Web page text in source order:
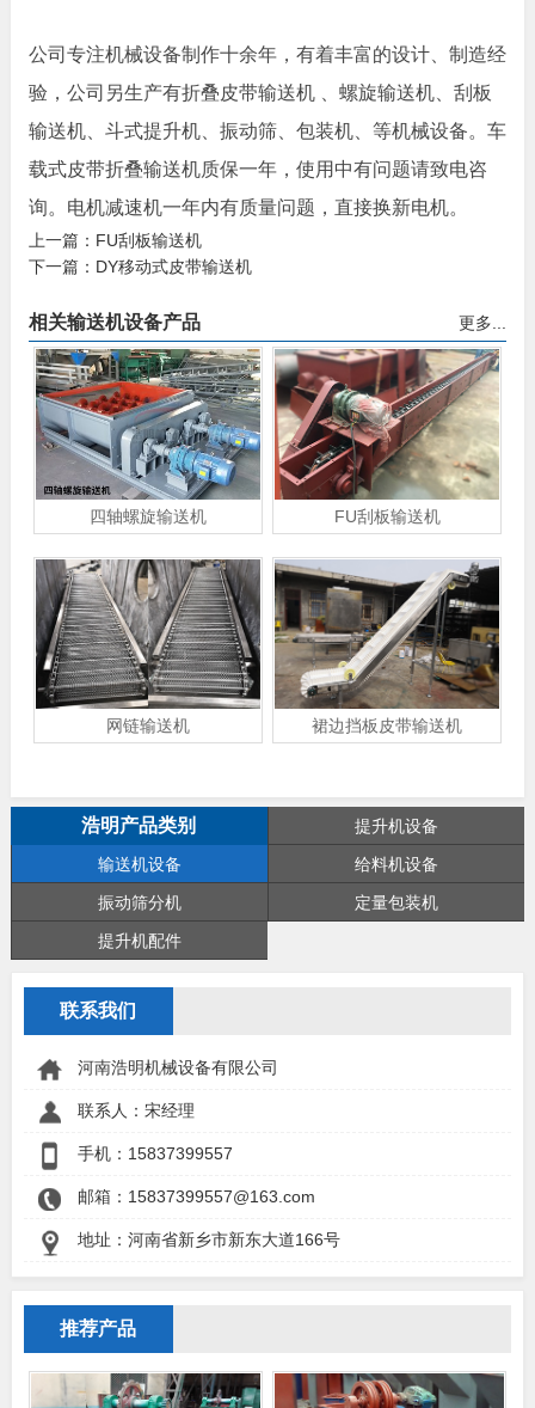
公司专注机械设备制作十余年，有着丰富的设计、制造经
验，公司另生产有折叠皮带输送机 、螺旋输送机、刮板
输送机、斗式提升机、振动筛、包装机、等机械设备。车
载式皮带折叠输送机质保一年，使用中有问题请致电咨
询。电机减速机一年内有质量问题，直接换新电机。
上一篇： FU刮板输送机
下一篇： DY移动式皮带输送机
相关输送机设备产品 更多...
四轴螺旋输送机 FU刮板输送机
网链输送机 裙边挡板皮带输送机
浩明产品类别
提升机设备
输送机设备
给料机设备
振动筛分机
定量包装机
提升机配件
联系我们
河南浩明机械设备有限公司
联系人：宋经理
手机： 15837399557
邮箱：15837399557@163.com
地址：河南省新乡市新东大道166号
推荐产品